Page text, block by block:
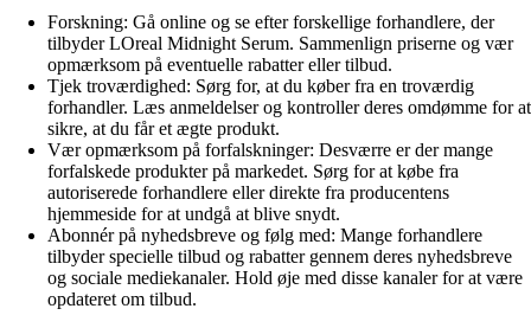
Forskning: Gå online og se efter forskellige forhandlere, der
tilbyder LOreal Midnight Serum. Sammenlign priserne og vær
opmærksom på eventuelle rabatter eller tilbud.
Tjek troværdighed: Sørg for, at du køber fra en troværdig
forhandler. Læs anmeldelser og kontroller deres omdømme for at
sikre, at du får et ægte produkt.
Vær opmærksom på forfalskninger: Desværre er der mange
forfalskede produkter på markedet. Sørg for at købe fra
autoriserede forhandlere eller direkte fra producentens
hjemmeside for at undgå at blive snydt.
Abonnér på nyhedsbreve og følg med: Mange forhandlere
tilbyder specielle tilbud og rabatter gennem deres nyhedsbreve
og sociale mediekanaler. Hold øje med disse kanaler for at være
opdateret om tilbud.